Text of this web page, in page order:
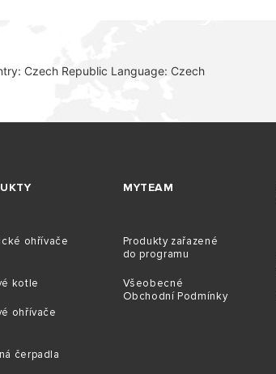
Czech Republic Language: Czech
ohřívače
kotle
ohřívače
čerpadla
MYTEAM
Produkty zařazené
do programu
Všeobecné
Obchodní Podmínky